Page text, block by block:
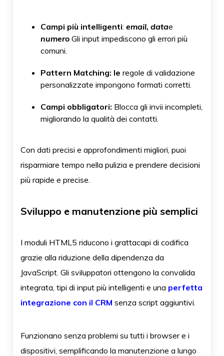
Campi più intelligenti: email, datae
numero Gli input impediscono gli errori più
comuni.
Pattern Matching: le regole di validazione
personalizzate impongono formati corretti.
Campi obbligatori: Blocca gli invii incompleti,
migliorando la qualità dei contatti.
Con dati precisi e approfondimenti migliori, puoi
risparmiare tempo nella pulizia e prendere decisioni
più rapide e precise.
Sviluppo e manutenzione più semplici
I moduli HTML5 riducono i grattacapi di codifica
grazie alla riduzione della dipendenza da
JavaScript. Gli sviluppatori ottengono la convalida
integrata, tipi di input più intelligenti e una perfetta
integrazione con il CRM senza script aggiuntivi.
Funzionano senza problemi su tutti i browser e i
dispositivi, semplificando la manutenzione a lungo